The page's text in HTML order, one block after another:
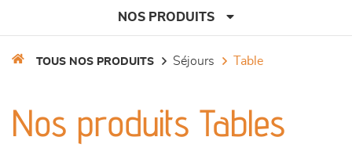
NOS PRODUITS
séjours
TOUS NOS PRODUITS séjours table
Nos produits Tables